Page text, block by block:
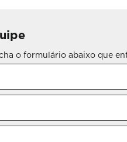
o formulário abaixo que